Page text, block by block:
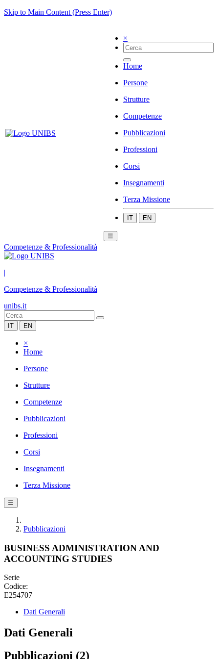
Skip to Main Content (Press Enter)
×
Home
Persone
Strutture
Competenze
Pubblicazioni
Professioni
Corsi
Insegnamenti
Terza Missione
IT EN
☰
Competenze & Professionalità
|
Competenze & Professionalità
unibs.it
IT EN
×
Home
Persone
Strutture
Competenze
Pubblicazioni
Professioni
Corsi
Insegnamenti
Terza Missione
☰
Pubblicazioni
BUSINESS ADMINISTRATION AND
ACCOUNTING STUDIES
Serie
Codice:
E254707
Dati Generali
Dati Generali
Pubblicazioni (2)